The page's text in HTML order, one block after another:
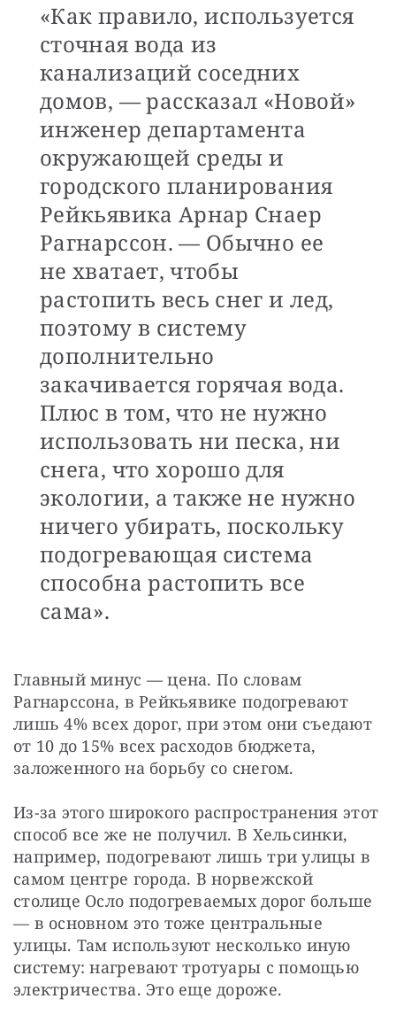
«Как правило, используется
сточная вода из
канализаций соседних
домов, — рассказал «Новой»
инженер департамента
окружающей среды и
городского планирования
Рейкьявика Арнар Снаер
Рагнарссон. — Обычно ее
не хватает, чтобы
растопить весь снег и лед,
поэтому в систему
дополнительно
закачивается горячая вода.
Плюс в том, что не нужно
использовать ни песка, ни
снега, что хорошо для
экологии, а также не нужно
ничего убирать, поскольку
подогревающая система
способна растопить все
сама».
Главный минус — цена. По словам
Рагнарссона, в Рейкьявике подогревают
лишь 4% всех дорог, при этом они съедают
от 10 до 15% всех расходов бюджета,
заложенного на борьбу со снегом.
Из-за этого широкого распространения этот
способ все же не получил. В Хельсинки,
например, подогревают лишь три улицы в
самом центре города. В норвежской
столице Осло подогреваемых дорог больше
— в основном это тоже центральные
улицы. Там используют несколько иную
систему: нагревают тротуары с помощью
электричества. Это еще дороже.